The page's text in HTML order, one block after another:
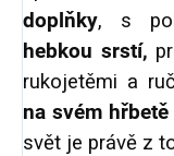
doplňky, s
hebkou srstí,
rukojetěmi a
na svém hřbetě
svět je právě z